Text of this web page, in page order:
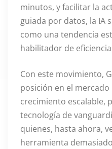
minutos, y facilitar la
guiada por datos, la IA
como una tendencia
habilitador de
Con este movimiento,
posición en el
crecimiento escalable,
tecnología de
quienes, hasta ahora,
herramienta